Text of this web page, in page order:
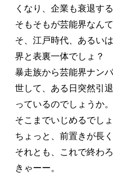
くなり、企業も衰退する
そもそもが芸能界なん
そ、江戸時代、あるい
界と表裏一体でしょ？
暴走族から芸能界ナン
世して、ある日突然引
っているのでしょうか。
そこまでいじめるでしょ
ちょっと、前置きが長
それとも、これで終わろ
きゃーー。